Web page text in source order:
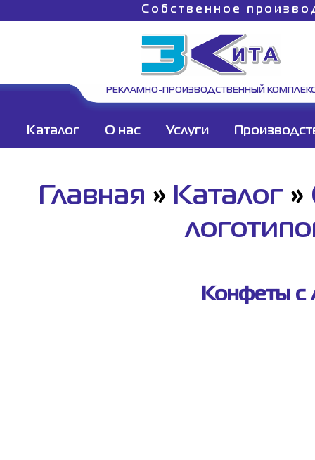
Собственное
РЕКЛАМНО-ПРОИЗВОДСТВЕННЫЙ
Каталог О нас Услуги
Главная » Каталог»
Конфеты с